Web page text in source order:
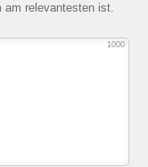
relevantesten ist.
1000